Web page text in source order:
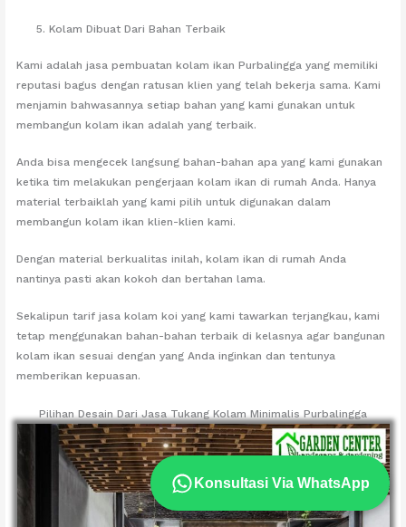
Kolam Dibuat Dari Bahan Terbaik
Kami adalah jasa pembuatan kolam ikan Purbalingga yang memiliki
reputasi bagus dengan ratusan klien yang telah bekerja sama. Kami
menjamin bahwasannya setiap bahan yang kami gunakan untuk
membangun kolam ikan adalah yang terbaik.
Anda bisa mengecek langsung bahan-bahan apa yang kami gunakan
ketika tim melakukan pengerjaan kolam ikan di rumah Anda. Hanya
material terbaiklah yang kami pilih untuk digunakan dalam
membangun kolam ikan klien-klien kami.
Dengan material berkualitas inilah, kolam ikan di rumah Anda
nantinya pasti akan kokoh dan bertahan lama.
Sekalipun tarif jasa kolam koi yang kami tawarkan terjangkau, kami
tetap menggunakan bahan-bahan terbaik di kelasnya agar bangunan
kolam ikan sesuai dengan yang Anda inginkan dan tentunya
memberikan kepuasan.
Pilihan Desain Dari Jasa Tukang Kolam Minimalis Purbalingga
Konsultasi Via WhatsApp